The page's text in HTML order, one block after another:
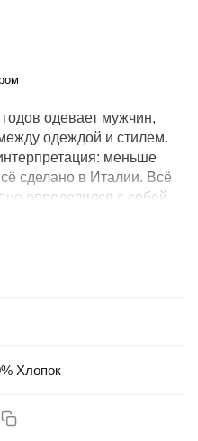
одевает мужчин,
одеждой и стилем.
меньше
сделано в Италии. Всё
определился с собой.
Хлопок